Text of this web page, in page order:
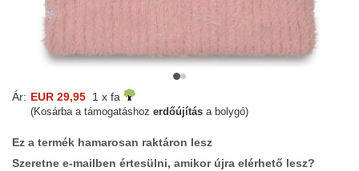
Ár: EUR 29,95 1 x fa
(Kosárba a támogatáshoz erdőújítás a bolygó)
Ez a termék hamarosan raktáron lesz
Szeretne e-mailben értesülni, amikor újra elérhető lesz?